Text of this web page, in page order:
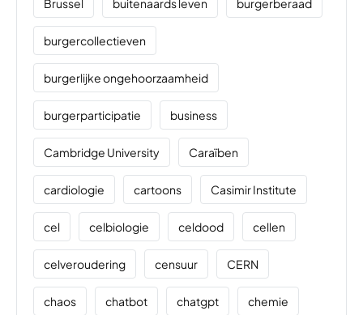
Brussel buitenaards leven burgerberaad
burgercollectieven
burgerlijke ongehoorzaamheid
burgerparticipatie business
Cambridge University Caraïben
cardiologie cartoons Casimir Institute
cel celbiologie celdood cellen
celveroudering censuur CERN
chaos chatbot chatgpt chemie